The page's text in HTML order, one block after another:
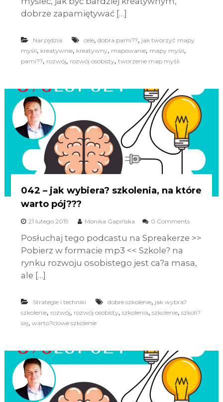
dobrze zapamiętywać […]
Narzędzia cele, dobra pami??, jak tworzyć mapy
myśli, kreatywnie, kreatywny, mapowanie, mapy myśli,
pami??, rozwój, rozwój osobisty, tworzenie map myśli
042 – jak wybiera? szkolenia, na które
warto pój???
21 lutego 2019 Monika Gapińska 0 Comments
Posłuchaj tego podcastu na Spreakerze >>
Pobierz w formacie mp3 << Szkole? na
rynku rozwoju osobistego jest ca?a masa,
ale […]
Strategie i techniki dobre szkolenie, jak wybra?
szkolenie, rozwój, rozwój osobisty, szkolenia, szkolenie, szkoli?
się, warto?ciowe szkolenie